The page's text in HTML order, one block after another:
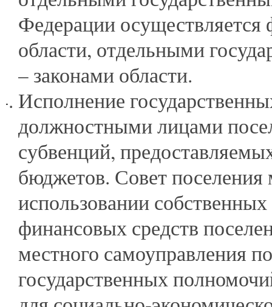
Федерации
области, отдельными
– законами области.
Исполнение
должностными лицами
субвенций,
бюджетов. Совет
использовании
финансовых средств
местного самоуправления
государственных